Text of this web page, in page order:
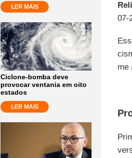
LER MAIS
Ciclone-bomba deve
provocar ventania em oito
estados
LER MAIS
07-
me